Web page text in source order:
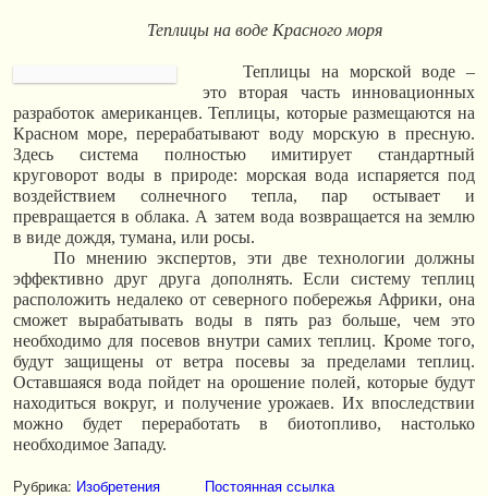
Теплицы на воде Красного моря
Теплицы на морской воде –
это вторая часть инновационных
разработок американцев. Теплицы, которые размещаются на
Красном море, перерабатывают воду морскую в пресную.
Здесь система полностью имитирует стандартный
круговорот воды в природе: морская вода испаряется под
воздействием солнечного тепла, пар остывает и
превращается в облака. А затем вода возвращается на землю
в виде дождя, тумана, или росы.
По мнению экспертов, эти две технологии должны
эффективно друг друга дополнять. Если систему теплиц
расположить недалеко от северного побережья Африки, она
сможет вырабатывать воды в пять раз больше, чем это
необходимо для посевов внутри самих теплиц. Кроме того,
будут защищены от ветра посевы за пределами теплиц.
Оставшаяся вода пойдет на орошение полей, которые будут
находиться вокруг, и получение урожаев. Их впоследствии
можно будет переработать в биотопливо, настолько
необходимое Западу.
Рубрика: Изобретения Постоянная ссылка